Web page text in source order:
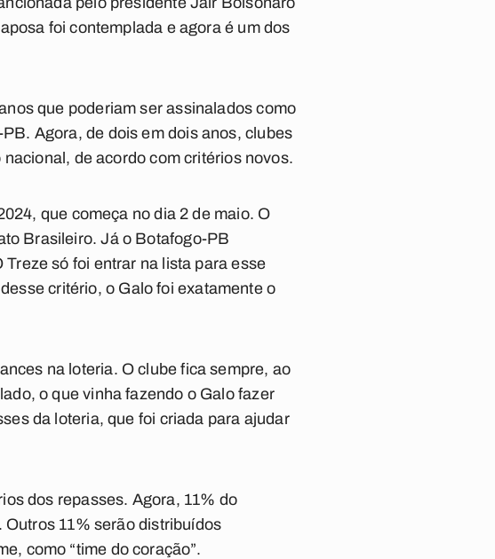
foi contemplada e agora é um dos
que poderiam ser assinalados como
Agora, de dois em dois anos, clubes
de acordo com critérios novos.
que começa no dia 2 de maio. O
Brasileiro. Já o Botafogo-PB
só foi entrar na lista para esse
critério, o Galo foi exatamente o
na loteria. O clube fica sempre, ao
o que vinha fazendo o Galo fazer
da loteria, que foi criada para ajudar
dos repasses. Agora, 11% do
11% serão distribuídos
como “time do coração”.